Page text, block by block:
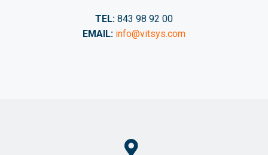
TEL: 843 98 92 00
EMAIL: info@vitsys.com